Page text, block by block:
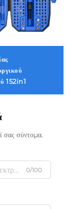
152in1
σας σύντομα.
0/100